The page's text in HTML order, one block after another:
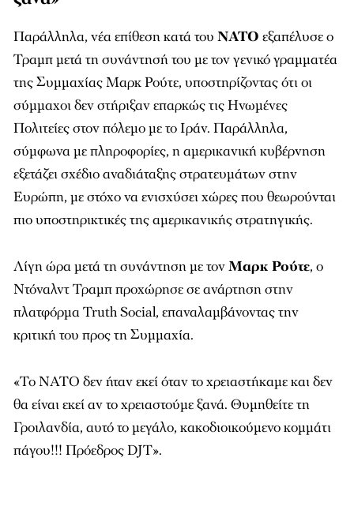
Παράλληλα, νέα επίθεση κατά του ΝΑΤΟ εξαπέλυσε ο
Τραμπ μετά τη συνάντησή του με τον γενικό γραμματέα
της Συμμαχίας Μαρκ Ρούτε, υποστηρίζοντας ότι οι
σύμμαχοι δεν στήριξαν επαρκώς τις Ηνωμένες
Πολιτείες στον πόλεμο με το Ιράν. Παράλληλα,
σύμφωνα με πληροφορίες, η αμερικανική κυβέρνηση
εξετάζει σχέδιο αναδιάταξης στρατευμάτων στην
Ευρώπη, με στόχο να ενισχύσει χώρες που θεωρούνται
πιο υποστηρικτικές της αμερικανικής στρατηγικής.
Λίγη ώρα μετά τη συνάντηση με τονΜαρκ Ρούτε, ο
Ντόναλντ Τραμπ προχώρησε σε ανάρτηση στην
πλατφόρμα Truth Social, επαναλαμβάνοντας την
κριτική του προς τη Συμμαχία.
«Το ΝΑΤΟ δεν ήταν εκεί όταν το χρειαστήκαμε και δεν
θα είναι εκεί αν το χρειαστούμε ξανά. Θυμηθείτε τη
Γροιλανδία, αυτό το μεγάλο, κακοδιοικούμενο κομμάτι
πάγου!!! Πρόεδρος DJT».